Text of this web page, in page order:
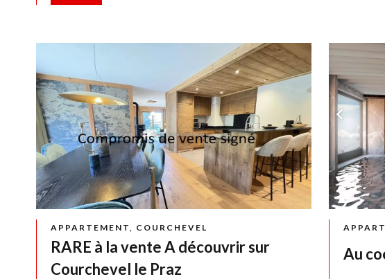
APPARTEMENT, COURCHEVEL
RARE à la vente A découvrir sur
Courchevel le Praz
Au